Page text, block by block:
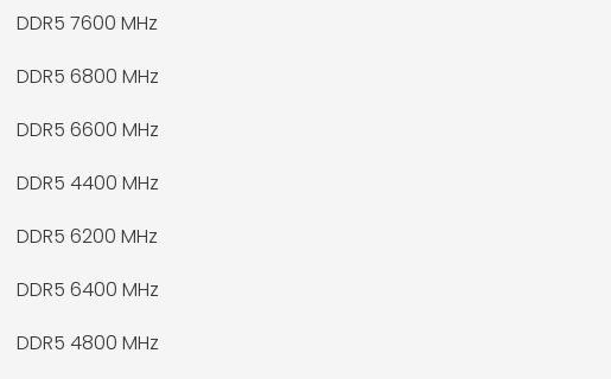
DDR5 7600 MHz
DDR5 6800 MHz
DDR5 6600 MHz
DDR5 4400 MHz
DDR5 6200 MHz
DDR5 6400 MHz
DDR5 4800 MHz